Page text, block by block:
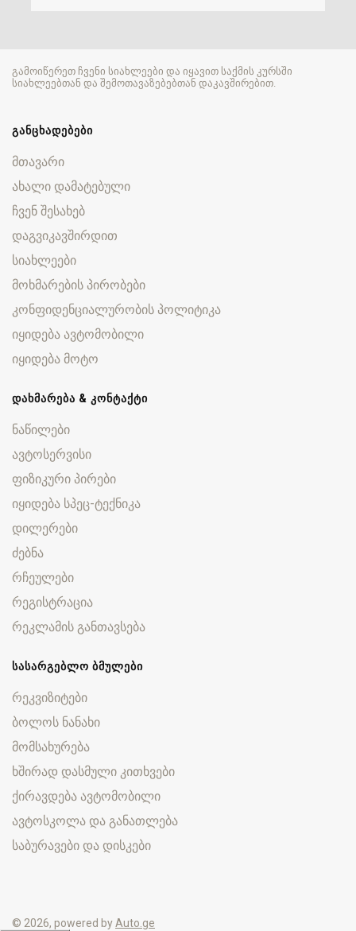
გამოიწერეთ ჩვენი სიახლეები და იყავით საქმის კურსში
სიახლეებთან და შემოთავაზებებთან დაკავშირებით.
ᲒᲐᲜᲪᲮᲐᲓᲔᲑᲔᲑᲘ
მთავარი
ახალი დამატებული
ჩვენ შესახებ
დაგვიკავშირდით
სიახლეები
მოხმარების პირობები
კონფიდენციალურობის პოლიტიკა
იყიდება ავტომობილი
იყიდება მოტო
ᲓᲐᲮᲛᲐᲠᲔᲑᲐ & ᲙᲝᲜᲢᲐᲥᲢᲘ
ნაწილები
ავტოსერვისი
ფიზიკური პირები
იყიდება სპეც-ტექნიკა
დილერები
ძებნა
რჩეულები
რეგისტრაცია
რეკლამის განთავსება
ᲡᲐᲡᲐᲠᲒᲔᲑᲚᲝ ᲑᲛᲣᲚᲔᲑᲘ
რეკვიზიტები
ბოლოს ნანახი
მომსახურება
ხშირად დასმული კითხვები
ქირავდება ავტომობილი
ავტოსკოლა და განათლება
საბურავები და დისკები
© 2026, powered byAuto.ge